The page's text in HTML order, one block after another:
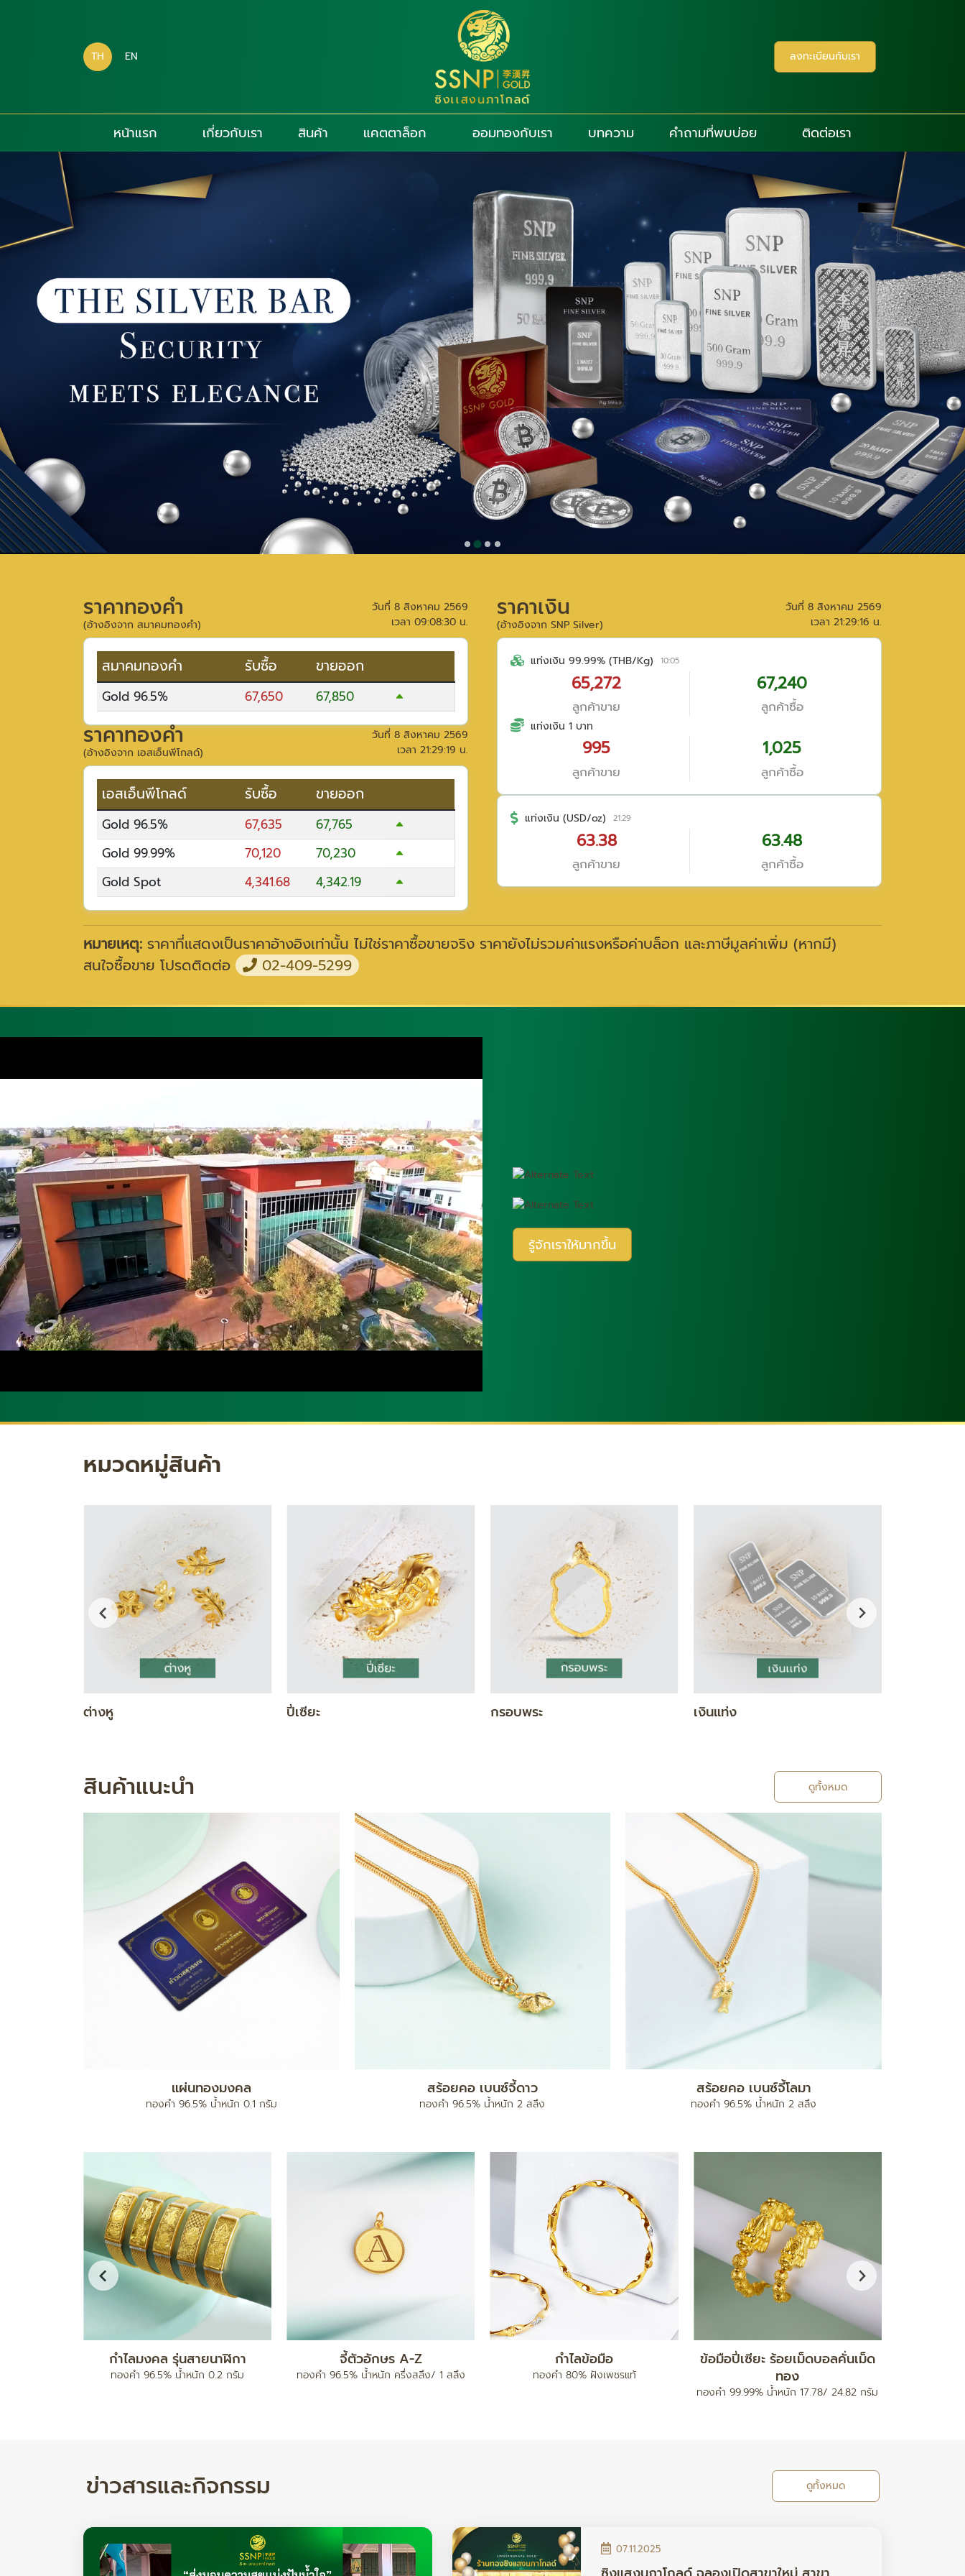
TH EN ลงทะเบียนกับเรา
หน้าแรก เกี่ยวกับเรา สินค้า แคตตาล็อก ออมทองกับเรา บทความ คำถามที่พบบ่อย ติดต่อเรา
ราคาทองคำ
(อ้างอิงจาก สมาคมทองคำ)
วันที่ 8 สิงหาคม 2569
เวลา 09:08:30 น.
สมาคมทองคำ รับซื้อ ขายออก
Gold 96.5% 67,650 67,850
ราคาทองคำ
(อ้างอิงจาก เอสเอ็นพีโกลด์)
วันที่ 8 สิงหาคม 2569
เวลา 21:29:19 น.
เอสเอ็นพีโกลด์ รับซื้อ ขายออก
Gold 96.5% 67,635
67,765
Gold 99.99%
70,120
70,230
Gold Spot
4,341.68 4,342.19
ราคาเงิน
(อ้างอิงจาก SNP Silver)
วันที่ 8 สิงหาคม 2569
เวลา 21:29:16 น.
แท่งเงิน 99.99% (THB/Kg) 10:05
65,272
ลูกค้าขาย
67,240
ลูกค้าซื้อ
แท่งเงิน 1 บาท
995
ลูกค้าขาย
1,025
ลูกค้าซื้อ
แท่งเงิน (USD/oz) 21:29
63.38
ลูกค้าขาย
63.48
ลูกค้าซื้อ
หมายเหตุ: ราคาที่แสดงเป็นราคาอ้างอิงเท่านั้น ไม่ใช่ราคาซื้อขายจริง ราคายังไม่รวมค่าแรงหรือค่าบล็อก และภาษีมูลค่าเพิ่ม (หากมี)
สนใจซื้อขาย โปรดติดต่อ
02-409-5299
รู้จักเราให้มากขึ้น
หมวดหมู่สินค้า
DIAMOND GOLD SET ทองคำแท่ง สร้อยคอ กำไล / สร้อยข้อมือ
สินค้าแนะนำ ดูทั้งหมด
แผ่นทองมงคล
ทองคำ 96.5% น้ำหนัก 0.1 กรัม
สร้อยคอ เบนซ์จี้ดาว
ทองคำ 96.5% น้ำหนัก 2 สลึง
สร้อยคอ เบนซ์จี้โลมา
ทองคำ 96.5% น้ำหนัก 2 สลึง
สร้อยข้อมือ เบนซ์มีนาปะคำจี้หัวใจ
ทองคำ 96.5% น้ำหนัก 2 สลึง
แหวน เต่าไป๊
ทองคำ 96.5% น้ำหนัก ครึ่งสลึง / 1 สลึง /
ทองคำแท่ง 5 บาท
ทองคำ 96.5% น้ำหนัก 5 บาท
กำไลมงคล รุ่นสายนาฬิกา
ทองคำ 96.5% น้ำหนัก 0.2 กรัม
ข่าวสารและกิจกรรม ดูทั้งหมด
07.11.2025